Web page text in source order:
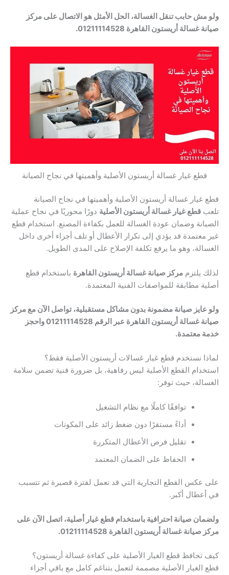
ولو مش حابب تنقل الغسالة، الحل الأمثل هو الاتصال على مركز
صيانة غسالة أريستون القاهرة 01211114528.
قطع غيار غسالة أريستون الأصلية وأهميتها في نجاح الصيانة
قطع غيار غسالة أريستون الأصلية وأهميتها في نجاح الصيانة
تلعب قطع غيار غسالة أريستون الأصلية دورًا محوريًا في نجاح عملية
الصيانة وضمان عودة الغسالة للعمل بكفاءة المصنع. استخدام قطع
غير معتمدة قد يؤدي إلى تكرار الأعطال أو تلف أجزاء أخرى داخل
الغسالة، وهو ما يرفع تكلفة الإصلاح على المدى الطويل.
لذلك يلتزم مركز صيانة غسالة أريستون القاهرة باستخدام قطع
أصلية مطابقة للمواصفات الفنية المعتمدة.
ولو عايز صيانة مضمونة بدون مشاكل مستقبلية، تواصل الآن مع مركز
صيانة غسالة أريستون القاهرة عبر الرقم 01211114528 واحجز
خدمة معتمدة.
لماذا نستخدم قطع غيار غسالات أريستون الأصلية فقط؟
استخدام القطع الأصلية ليس رفاهية، بل ضرورة فنية تضمن سلامة
الغسالة، حيث توفر:
توافقًا كاملًا مع نظام التشغيل
أداءً مستقرًا دون ضغط زائد على المكونات
تقليل فرص الأعطال المتكررة
الحفاظ على الضمان المعتمد
على عكس القطع التجارية التي قد تعمل لفترة قصيرة ثم تتسبب
في أعطال أكبر.
ولضمان صيانة احترافية باستخدام قطع غيار أصلية، اتصل الآن على
مركز صيانة غسالة أريستون القاهرة 01211114528.
كيف تحافظ قطع الغيار الأصلية على كفاءة غسالة أريستون؟
قطع الغيار الأصلية مصممة لتعمل بتناغم كامل مع باقي أجزاء